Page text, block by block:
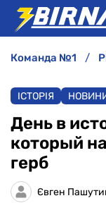
АНАЛІТИКА
ІНТЕРВ'Ю
РІЗНЕ
команда №1
ІСТОРІЯ
День в
который
герб
Євген